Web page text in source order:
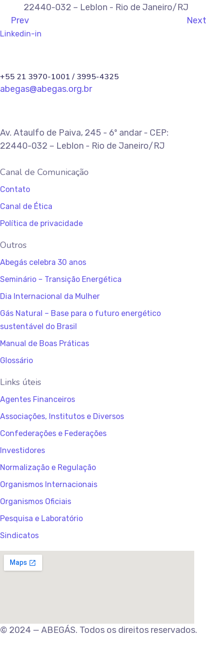
22440-032 – Leblon - Rio de Janeiro/RJ
Prev
Next
Linkedin-in
+55 21 3970-1001 / 3995-4325
abegas@abegas.org.br
Av. Ataulfo de Paiva, 245 - 6º andar - CEP:
22440-032 – Leblon - Rio de Janeiro/RJ
Canal de Comunicação
Contato
Canal de Ética
Política de privacidade
Outros
Abegás celebra 30 anos
Seminário – Transição Energética
Dia Internacional da Mulher
Gás Natural – Base para o futuro energético
sustentável do Brasil
Manual de Boas Práticas
Glossário
Links úteis
Agentes Financeiros
Associações, Institutos e Diversos
Confederações e Federações
Investidores
Normalização e Regulação
Organismos Internacionais
Organismos Oficiais
Pesquisa e Laboratório
Sindicatos
© 2024 — ABEGÁS. Todos os direitos reservados.